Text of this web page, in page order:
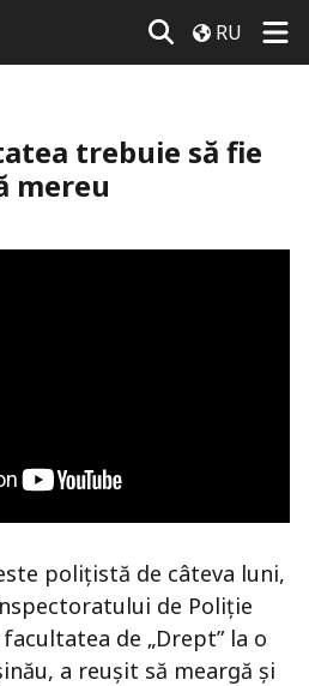
RU
trebuie să fie
mereu
polițistă de câteva luni,
de Poliție
de „Drept” la o
a reușit să meargă și